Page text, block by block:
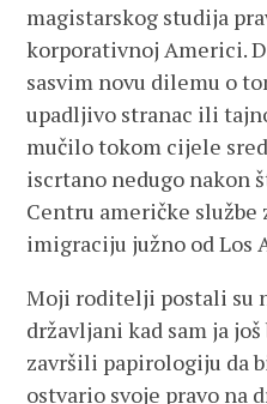
magistarskog studija
korporativnoj Americi.
sasvim novu dilemu o
upadljivo stranac ili
mučilo tokom cijele
iscrtano nedugo nakon
Centru američke službe
imigraciju južno od Los
Moji roditelji postali su
državljani kad sam ja
završili papirologiju da
ostvario svoje pravo na